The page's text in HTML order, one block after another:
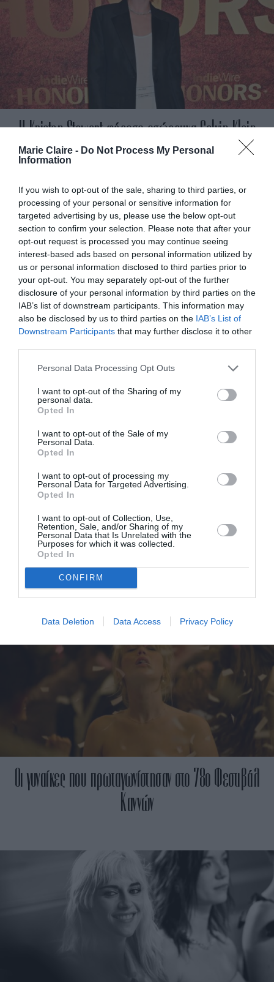
Marie Claire - Do Not Process My Personal
Information
If you wish to opt-out of the sale, sharing to third parties, or
processing of your personal or sensitive information for
targeted advertising by us, please use the below opt-out
section to confirm your selection. Please note that after your
opt-out request is processed you may continue seeing
interest-based ads based on personal information utilized by
us or personal information disclosed to third parties prior to
your opt-out. You may separately opt-out of the further
disclosure of your personal information by third parties on the
IAB’s list of downstream participants. This information may
also be disclosed by us to third parties on the IAB’s List of
Downstream Participants that may further disclose it to other
Personal Data Processing Opt Outs
I want to opt-out of the Sharing of my
personal data.
Opted In
I want to opt-out of the Sale of my
Personal Data.
Opted In
I want to opt-out of processing my
Personal Data for Targeted Advertising.
Opted In
I want to opt-out of Collection, Use,
Retention, Sale, and/or Sharing of my
Personal Data that Is Unrelated with the
Purposes for which it was collected.
Opted In
CONFIRM
Data Deletion Data Access Privacy Policy
Η Kristen Stewart φόρεσε εσώρουχα Calvin Klein
στο κόκκινο χαλί
ADVERTISEMENT - CONTINUE READING BELOW
Kristen Stewart: «Είμαι εξοργισμένη με την έλλειψη
προόδου στο Χόλιγουντ μετά το Me Too»
Οι γυναίκες που πρωταγωνίστησαν στο 78ο Φεστιβάλ
Καννών